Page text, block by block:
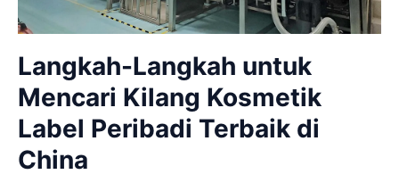
Langkah-Langkah untuk
Mencari Kilang Kosmetik
Label Peribadi Terbaik di
China